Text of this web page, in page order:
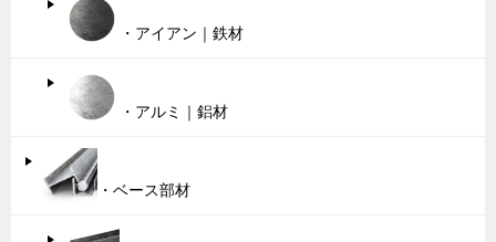
・アイアン｜鉄材
・アルミ｜鋁材
・ベース部材